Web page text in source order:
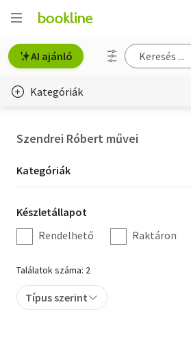
AI ajánló
Kategóriák
Hobbi, szabadidő
Irodalom
Művészet
Szakkönyv
Szendrei Róbert művei
Kategória
szűrés
Kategóriák
Készletállapot
szűrés
Készletállapot
Rendelhető
Raktáron
Találatok száma: 2
Típus szerint